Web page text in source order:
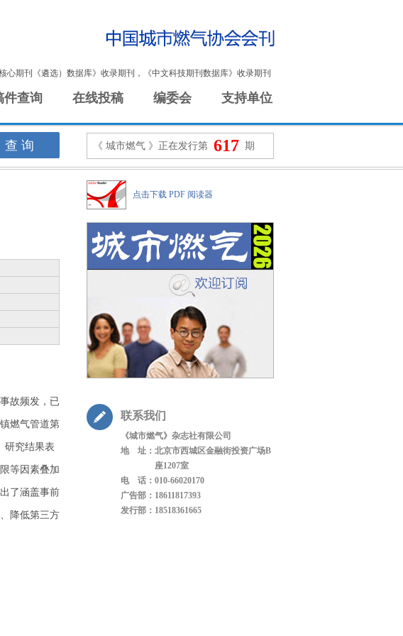
期刊《遴选）数据库》收录期刊，《中文科技期刊数据库》收录期刊
件查询 在线投稿 编委会 支持单位
《 城市燃气 》正在发行第 617 期
故频发，已
燃气管道第
研究结果表
等因素叠加
了涵盖事前
降低第三方
点击下载 PDF 阅读器
联系我们
《城市燃气》杂志社有限公司
地 址： 北京市西城区金融街投资广场B
座1207室
电 话： 010-66020170
广告部： 18611817393
发行部： 18518361665